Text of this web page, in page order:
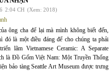
2:04 CH (Xem: 2018)
ông cha để lại mà mình không biết đến,
đó là một điều đáng để cho chúng ta phải
lãm Vietnamese Ceramic: A Separate
là Đồ Gốm Việt Nam: Một Truyền Thống
bảo tàng Seattle Art Museum được trưng